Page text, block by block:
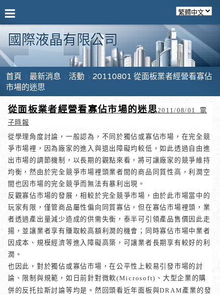
國際液晶有限公司
首頁 最新消息 活動
20110801 從面板業者經營看寡佔
市場的迷思
從面板業者經營看寡佔市場的迷思2011/08/01
電
子時報
從學理角度討論，一般認為，不同於獨佔或寡佔市場，在完全競
爭市場裡，因為廠家的進入與退出障礙均較低，如此透過自由進
出市場的調節機制，以長期的觀點來看，將可讓廠家的競爭維持
均衡，然由於完全競爭市場裡頭業者間的商品同質性高，利潤空
間也因市場的完全競爭而無法有暴利出現。
反觀寡佔市場的發展，相較於完全競爭市場，由於此市場當中的
玩家有限，僅管商品屬性偏向同質寡佔，但在寡佔市場裡頭，業
者透過產出量減少造成的供需失衡，泰半可引領產品售價因此走
揚，並讓業者享有賺取較高額利潤的機會；同時寡佔市場中業者
因成本、規模經濟等進入障礙高築，可讓業者長期享有較好的利
潤。
也因此，對於獨佔或寡佔市場，在公平性上較易引發市場的討
論、限制與規範，如日前針對微軟(Microsoft) 、大型企業的購
併的反托拉斯討論等均是。 然回頭看近年面板與DRAM 產業的發